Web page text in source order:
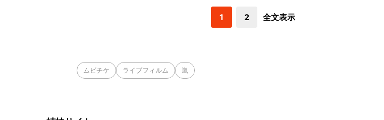
1 2 全文表示
ムビチケ ライブフィルム 嵐